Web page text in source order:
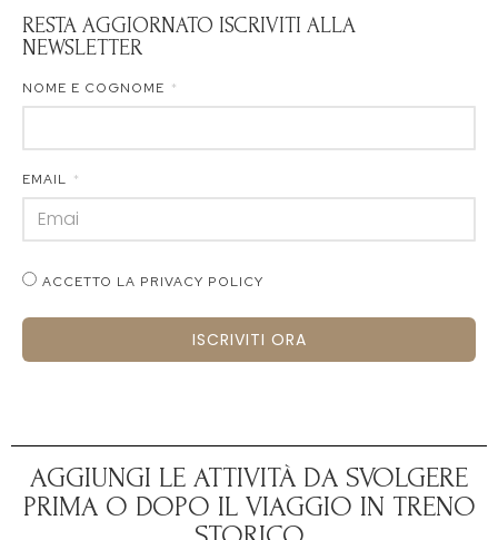
RESTA AGGIORNATO ISCRIVITI ALLA
NEWSLETTER
NOME E COGNOME
EMAIL
ACCETTO LA PRIVACY POLICY
ISCRIVITI ORA
AGGIUNGI LE ATTIVITÀ DA SVOLGERE
PRIMA O DOPO IL VIAGGIO IN TRENO